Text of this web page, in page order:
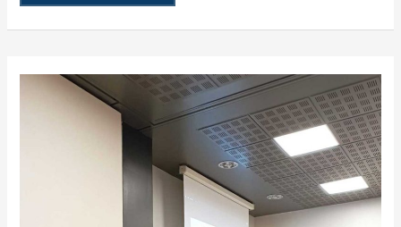
AEMES
DESTACA
EL
ÉXITO
ORDINARIA
ENCUENTRO